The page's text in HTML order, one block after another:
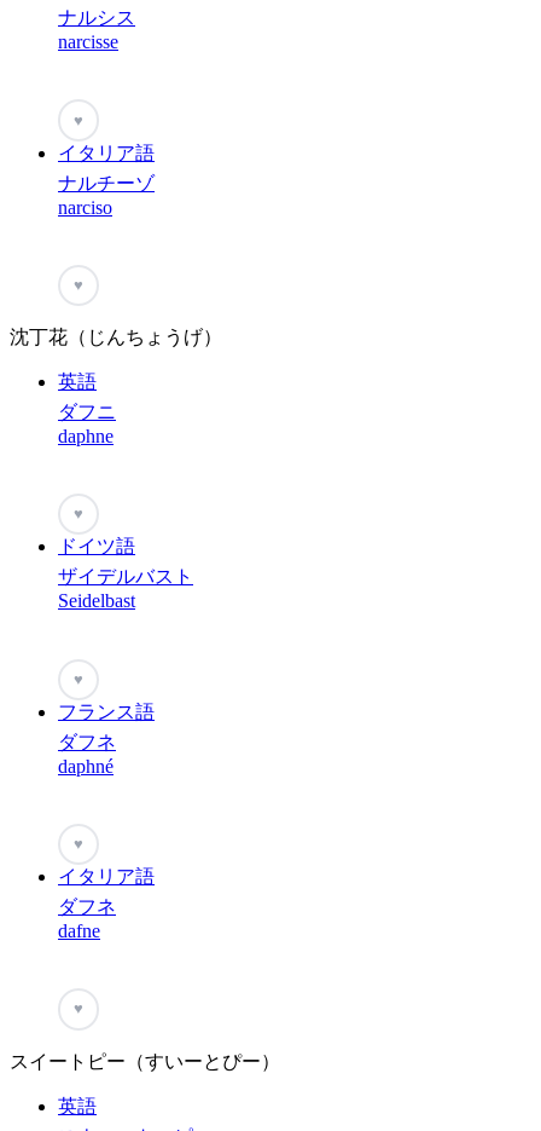
ナルシス
narcisse
♥
イタリア語
ナルチーゾ
narciso
♥
沈丁花（じんちょうげ）
英語
ダフニ
daphne
♥
ドイツ語
ザイデルバスト
Seidelbast
♥
フランス語
ダフネ
daphné
♥
イタリア語
ダフネ
dafne
♥
スイートピー（すいーとぴー）
英語